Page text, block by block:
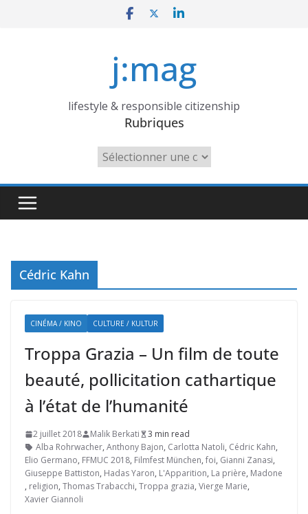
j:mag
lifestyle & responsible citizenship
Rubriques
Rubriques
Cédric Kahn
CINÉMA / KINO CULTURE / KULTUR
Troppa Grazia – Un film de toute
beauté, pollicitation cathartique
à l’état de l’humanité
2 juillet 2018 Malik Berkati
3 min read
Alba Rohrwacher, Anthony Bajon, Carlotta Natoli, Cédric Kahn,
Elio Germano, FFMUC 2018, Filmfest München, foi, Gianni Zanasi,
Giuseppe Battiston, Hadas Yaron, L'Apparition, La prière, Madone
, religion, Thomas Trabacchi, Troppa grazia, Vierge Marie,
Xavier Giannoli